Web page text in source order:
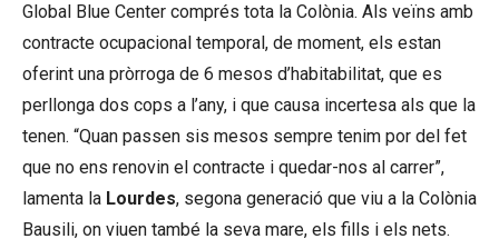
Global Blue Center comprés tota la Colònia. Als veïns amb
contracte ocupacional temporal, de moment, els estan
oferint una pròrroga de 6 mesos d’habitabilitat, que es
perllonga dos cops a l’any, i que causa incertesa als que la
tenen. “Quan passen sis mesos sempre tenim por del fet
que no ens renovin el contracte i quedar-nos al carrer”,
lamenta la Lourdes, segona generació que viu a la Colònia
Bausili, on viuen també la seva mare, els fills i els nets.